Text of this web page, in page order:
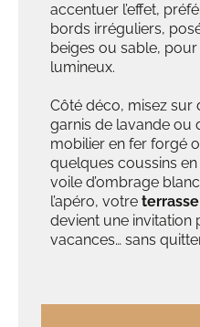
accentuer l’effet,
bords irréguliers,
beiges ou sable,
lumineux.
Côté déco, misez sur
garnis de lavande ou
mobilier en fer forgé
quelques coussins
voile d’ombrage
l’apéro, votre
devient une invitation
vacances… sans